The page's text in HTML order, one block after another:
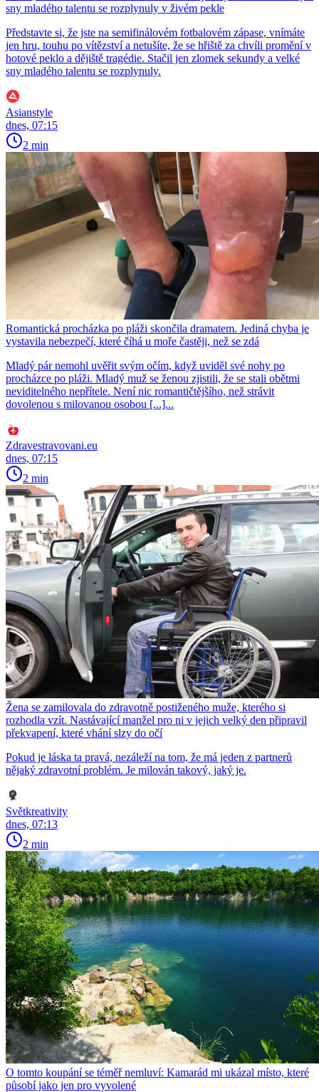
sny mladého talentu se rozplynuly v živém pekle
Představte si, že jste na semifinálovém fotbalovém zápase, vnímáte
jen hru, touhu po vítězství a netušíte, že se hřiště za chvíli promění v
hotové peklo a dějiště tragédie. Stačil jen zlomek sekundy a velké
sny mladého talentu se rozplynuly.
Asianstyle
dnes, 07:15
2 min
Romantická procházka po pláži skončila dramatem. Jediná chyba je
vystavila nebezpečí, které číhá u moře častěji, než se zdá
Mladý pár nemohl uvěřit svým očím, když uviděl své nohy po
procházce po pláži. Mladý muž se ženou zjistili, že se stali obětmi
neviditelného nepřítele. Není nic romantičtějšího, než strávit
dovolenou s milovanou osobou [...]...
Zdravestravovani.eu
dnes, 07:15
2 min
Žena se zamilovala do zdravotně postiženého muže, kterého si
rozhodla vzít. Nastávající manžel pro ni v jejich velký den připravil
překvapení, které vhání slzy do očí
Pokud je láska ta pravá, nezáleží na tom, že má jeden z partnerů
nějaký zdravotní problém. Je milován takový, jaký je.
Světkreativity
dnes, 07:13
2 min
O tomto koupání se téměř nemluví: Kamarád mi ukázal místo, které
působí jako jen pro vyvolené